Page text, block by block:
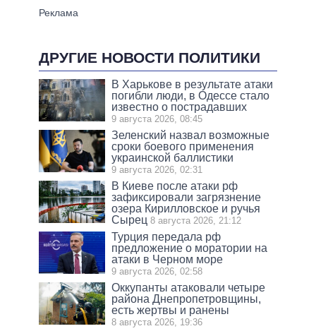
ДРУГИЕ НОВОСТИ ПОЛИТИКИ
В Харькове в результате атаки
погибли люди, в Одессе стало
известно о пострадавших
9 августа 2026, 08:45
Зеленский назвал возможные
сроки боевого применения
украинской баллистики
9 августа 2026, 02:31
В Киеве после атаки рф
зафиксировали загрязнение
озера Кирилловское и ручья
Сырец 8 августа 2026, 21:12
Турция передала рф
предложение о моратории на
атаки в Черном море
9 августа 2026, 02:58
Оккупанты атаковали четыре
района Днепропетровщины,
есть жертвы и ранены
8 августа 2026, 19:36